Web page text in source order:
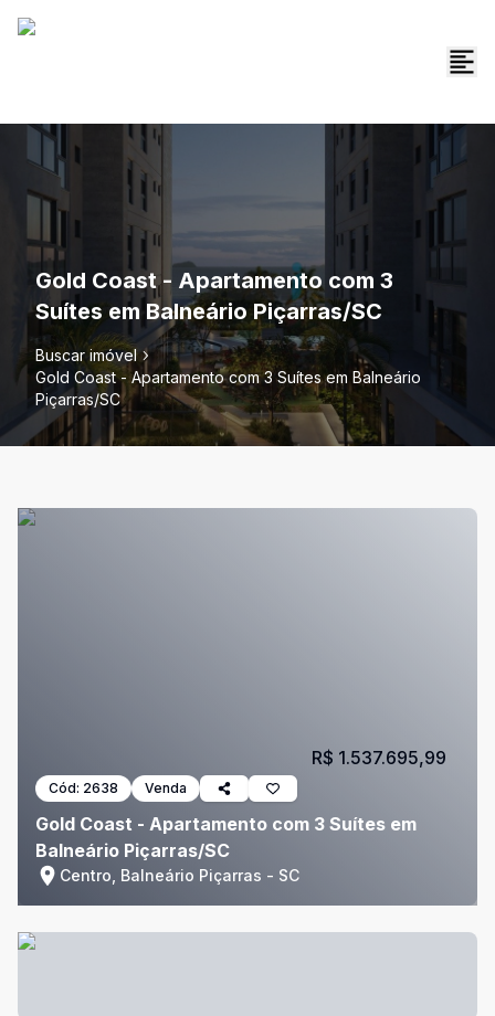
Gold Coast - Apartamento com 3
Suítes em Balneário Piçarras/SC
Buscar imóvel
Gold Coast - Apartamento com 3 Suítes em Balneário
Piçarras/SC
Cód: 2638 Venda
Gold Coast - Apartamento com 3 Suítes em
Balneário Piçarras/SC
Centro, Balneário Piçarras - SC
R$ 1.537.695,99